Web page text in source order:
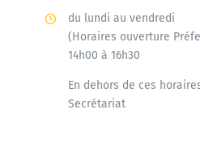
du lundi au vendredi
(Horaires ouverture
14h00 à 16h30
En dehors de ces
Secrétariat